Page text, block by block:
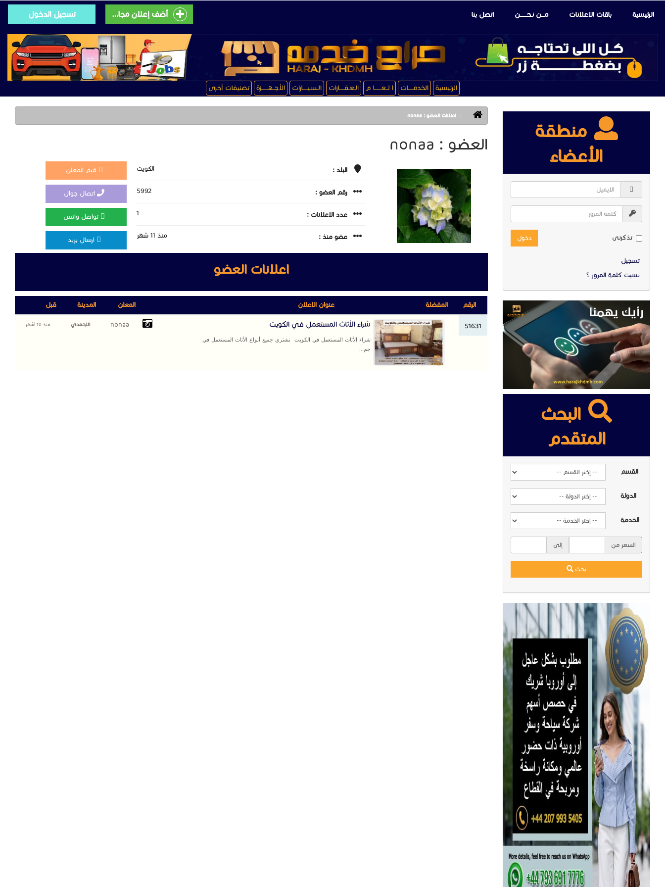
الرئيسية باقات الإعلانات مـــن نـحـــــــن اتصل بنا أضف إعلان مجانى تسجيل الدخول
الرئيسية الخدمـــــات ا لــعـــــــا م الـعـقـــــارات الـسـيـــــارات الأجــهـــــــزة تصنيفات أخرى
منطقة
الأعضاء
تذكرنى دخول
تسجيل
نسيت كلمة المرور ؟
البحث
المتقدم
القسم
الدولة
الخدمة
السعر من إلى
بحث
اعلانات العضو : nonaa
العضو : nonaa
البلد : الكويت
رقم العضو : 5992
عدد الاعلانات : 1
عضو منذ : منذ 11 شهر
قيم المعلن
اتصال جوال
تواصل واتس
ارسال بريد
اعلانات العضو
الرقم المفضلة عنوان الاعلان المعلن المدينة قبل
51631 شراء الأثاث المستعمل في الكويت
شراء الأثاث المستعمل في الكويت نشتري جميع أنواع الأثاث المستعمل في
جم...
nonaa الاحمدي منذ 10 أشهر